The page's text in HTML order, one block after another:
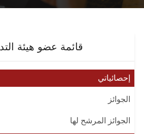
قائمة عضو هيئة
إحصائياتي
الجوائز
الجوائز المرشح لها